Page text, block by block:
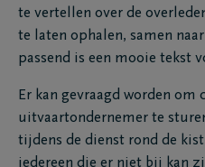
te vertellen over de
te laten ophalen, samen
passend is een mooie tekst
Er kan gevraagd worden om
uitvaartondernemer te
tijdens de dienst rond de
iedereen die er niet bij kan